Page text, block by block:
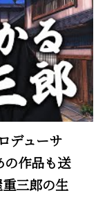
デューサ
の作品も送
三郎の生